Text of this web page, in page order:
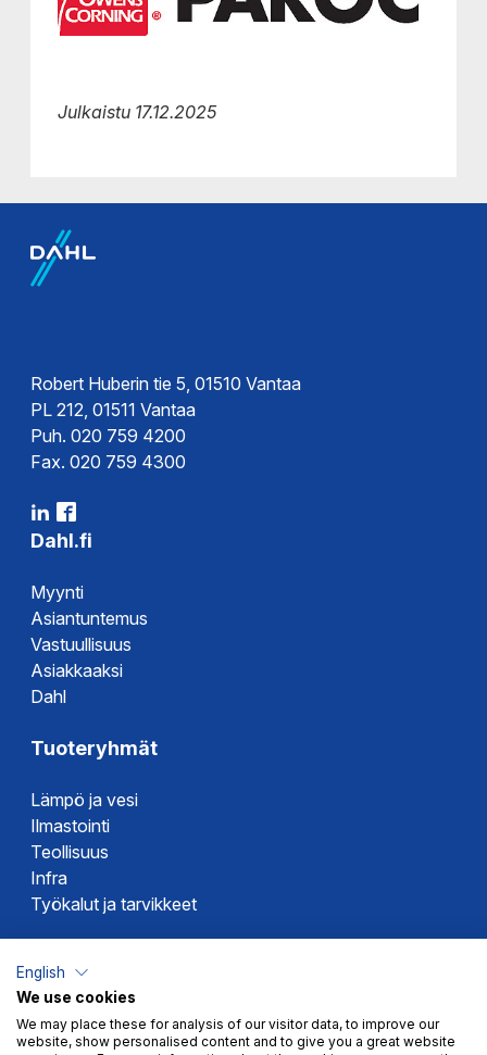
Julkaistu 17.12.2025
Robert Huberin tie 5, 01510 Vantaa
PL 212, 01511 Vantaa
Puh. 020 759 4200
Fax. 020 759 4300
Dahl.fi
Myynti
Asiantuntemus
Vastuullisuus
Asiakkaaksi
Dahl
Tuoteryhmät
Lämpö ja vesi
Ilmastointi
Teollisuus
Infra
Työkalut ja tarvikkeet
Altech
Alterna
English
We use cookies
We may place these for analysis of our visitor data, to improve our
website, show personalised content and to give you a great website